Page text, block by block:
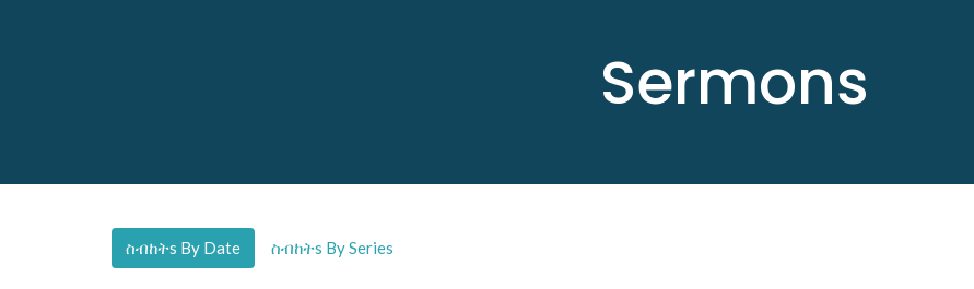
Sermons
ስብከትs By Date ስብከትs By Series